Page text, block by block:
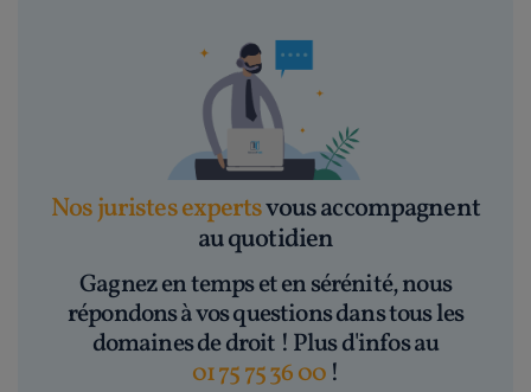
Nos juristes expertsvous accompagnent
au quotidien
Gagnez en temps et en sérénité, nous
répondons à vos questions dans tous les
domaines de droit ! Plus d'infos au
01 75 75 36 00 !